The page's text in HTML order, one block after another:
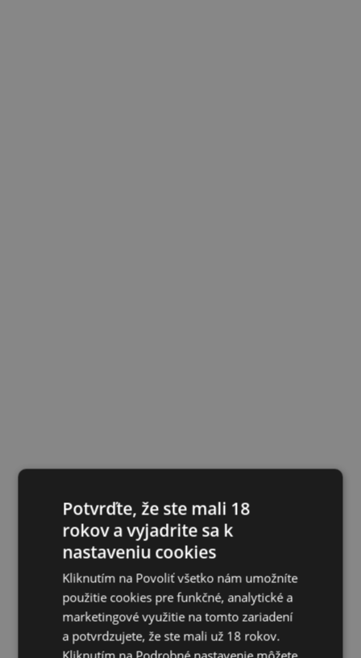
Potvrďte, že ste mali 18
rokov a vyjadrite sa k
nastaveniu cookies
Kliknutím na Povoliť všetko nám umožníte
použitie cookies pre funkčné, analytické a
marketingové využitie na tomto zariadení
a potvrdzujete, že ste mali už 18 rokov.